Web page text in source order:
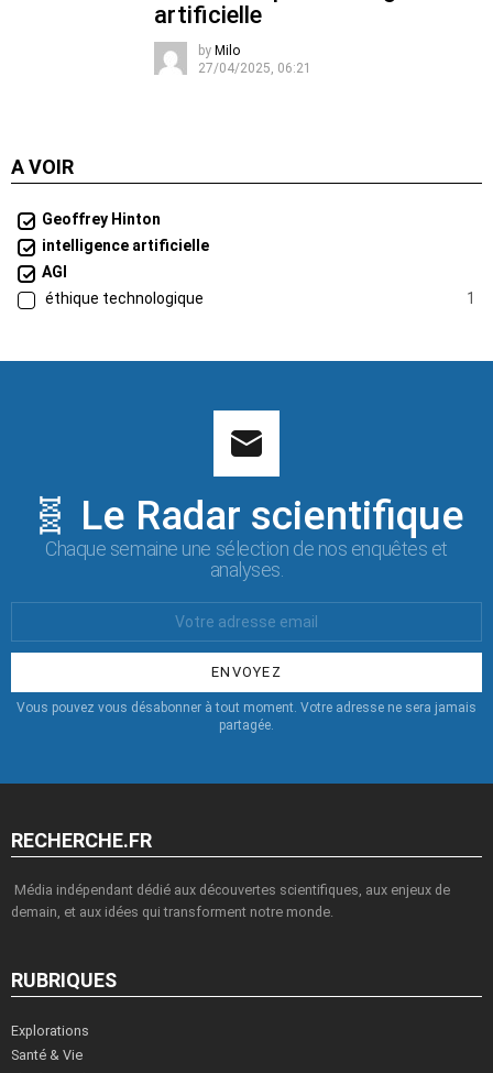
artificielle
by Milo
27/04/2025, 06:21
A VOIR
Geoffrey Hinton
intelligence artificielle
AGI
éthique technologique
1
🧬 Le Radar scientifique
Chaque semaine une sélection de nos enquêtes et
analyses.
:
Vous pouvez vous désabonner à tout moment. Votre adresse ne sera jamais
partagée.
RECHERCHE.FR
Média indépendant dédié aux découvertes scientifiques, aux enjeux de
demain, et aux idées qui transforment notre monde.
RUBRIQUES
Explorations
Santé & Vie